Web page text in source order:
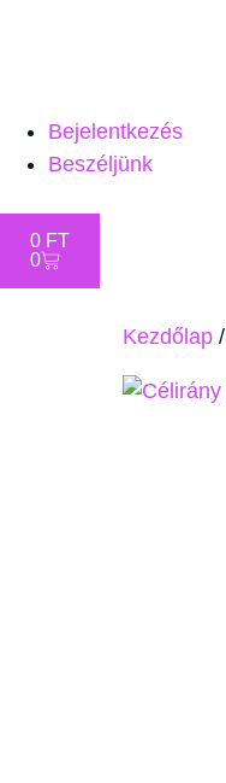
Bejelentkezés
Beszéljünk
0 FT
0
Kezdőlap /